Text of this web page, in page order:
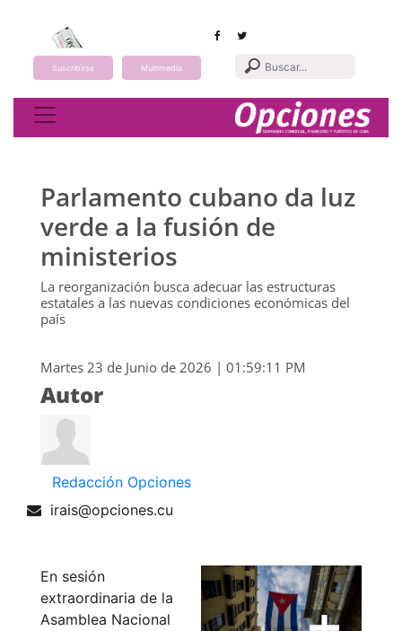
Suscribirse Multimedia
Toggle navigation
Parlamento cubano da luz
verde a la fusión de
ministerios
La reorganización busca adecuar las estructuras
estatales a las nuevas condiciones económicas del
país
Martes 23 de Junio de 2026 | 01:59:11 PM
Autor
Redacción Opciones
irais@opciones.cu
En sesión
extraordinaria de la
Asamblea Nacional